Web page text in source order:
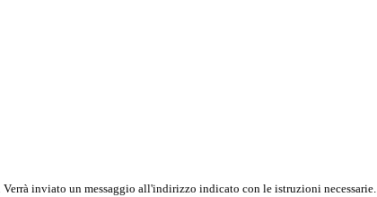
Verrà inviato un messaggio all'indirizzo indicato con le istruzioni necessarie.